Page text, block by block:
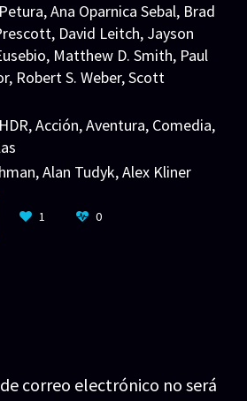
,Ana Oparnica Sebal, Brad
, David Leitch, Jayson
, Matthew D. Smith, Paul
, Robert S. Weber,Scott
,Acción,Aventura, Comedia,
,Alan Tudyk,Alex Kliner
1 0
correo electrónico no será